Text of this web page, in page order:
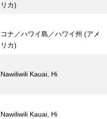
リカ)
コナ／ハワイ島／ハワイ州 (アメ
リカ)
Nawiliwili Kauai, Hi
Nawiliwili Kauai, Hi